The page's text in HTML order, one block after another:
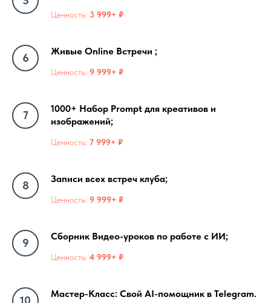
Ценность: 3 999+ ₽
Живые Online Встречи ;
Ценность: 9 999+ ₽
1000+ Набор Prompt для креативов и
изображений;
Ценность: 7 999+ ₽
Записи всех встреч клуба;
Ценность: 9 999+ ₽
Сборник Видео-уроков по работе с ИИ;
Ценность: 4 999+ ₽
Мастер-Класс: Свой AI-помощник в Telegram.